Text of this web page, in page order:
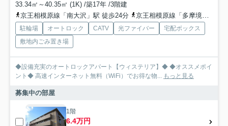
33.34㎡～40.35㎡ (1K) /築17年 /3階建
京王相模原線「南大沢」駅 徒歩24分
京王相模原線「多摩境」駅 徒歩37分
駐輪場 オートロック CATV 光ファイバー
宅配ボックス
敷地内ごみ置き場
◆設備充実のオートロックアパート【ウィステリア】◆ ◆オススメポイ
ント◆ 高速インターネット無料（WiFi）でお得な物... もっと見る
募集中の部屋
1階
6.4万円